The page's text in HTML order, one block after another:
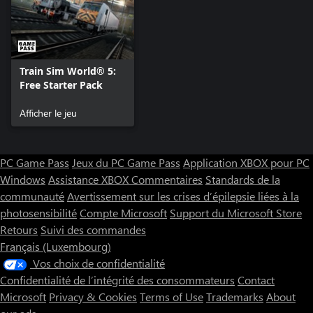
Train Sim World® 5:
Free Starter Pack
Afficher le jeu
PC Game Pass Jeux du PC Game Pass Application XBOX pour PC
Windows Assistance XBOXCommentaires Standards de la
communautéAvertissement sur les crises d’épilepsie liées à la
photosensibilitéCompte Microsoft Support du Microsoft Store
Retours Suivi des commandes
Français (Luxembourg)
Vos choix de confidentialité
Confidentialité de l’intégrité des consommateurs Contact
Microsoft Privacy & Cookies Terms of UseTrademarks About